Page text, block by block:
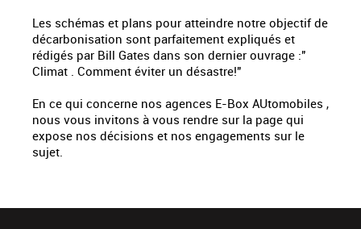
Les schémas et plans pour atteindre notre objectif de
décarbonisation sont parfaitement expliqués et
rédigés par Bill Gates dans son dernier ouvrage :"
Climat . Comment éviter un désastre!"
En ce qui concerne nos agences E-Box AUtomobiles ,
nous vous invitons à vous rendre sur la page qui
expose nos décisions et nos engagements sur le
sujet.